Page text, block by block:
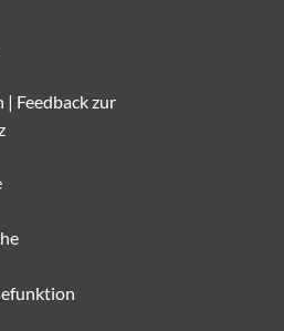
| Feedback zur